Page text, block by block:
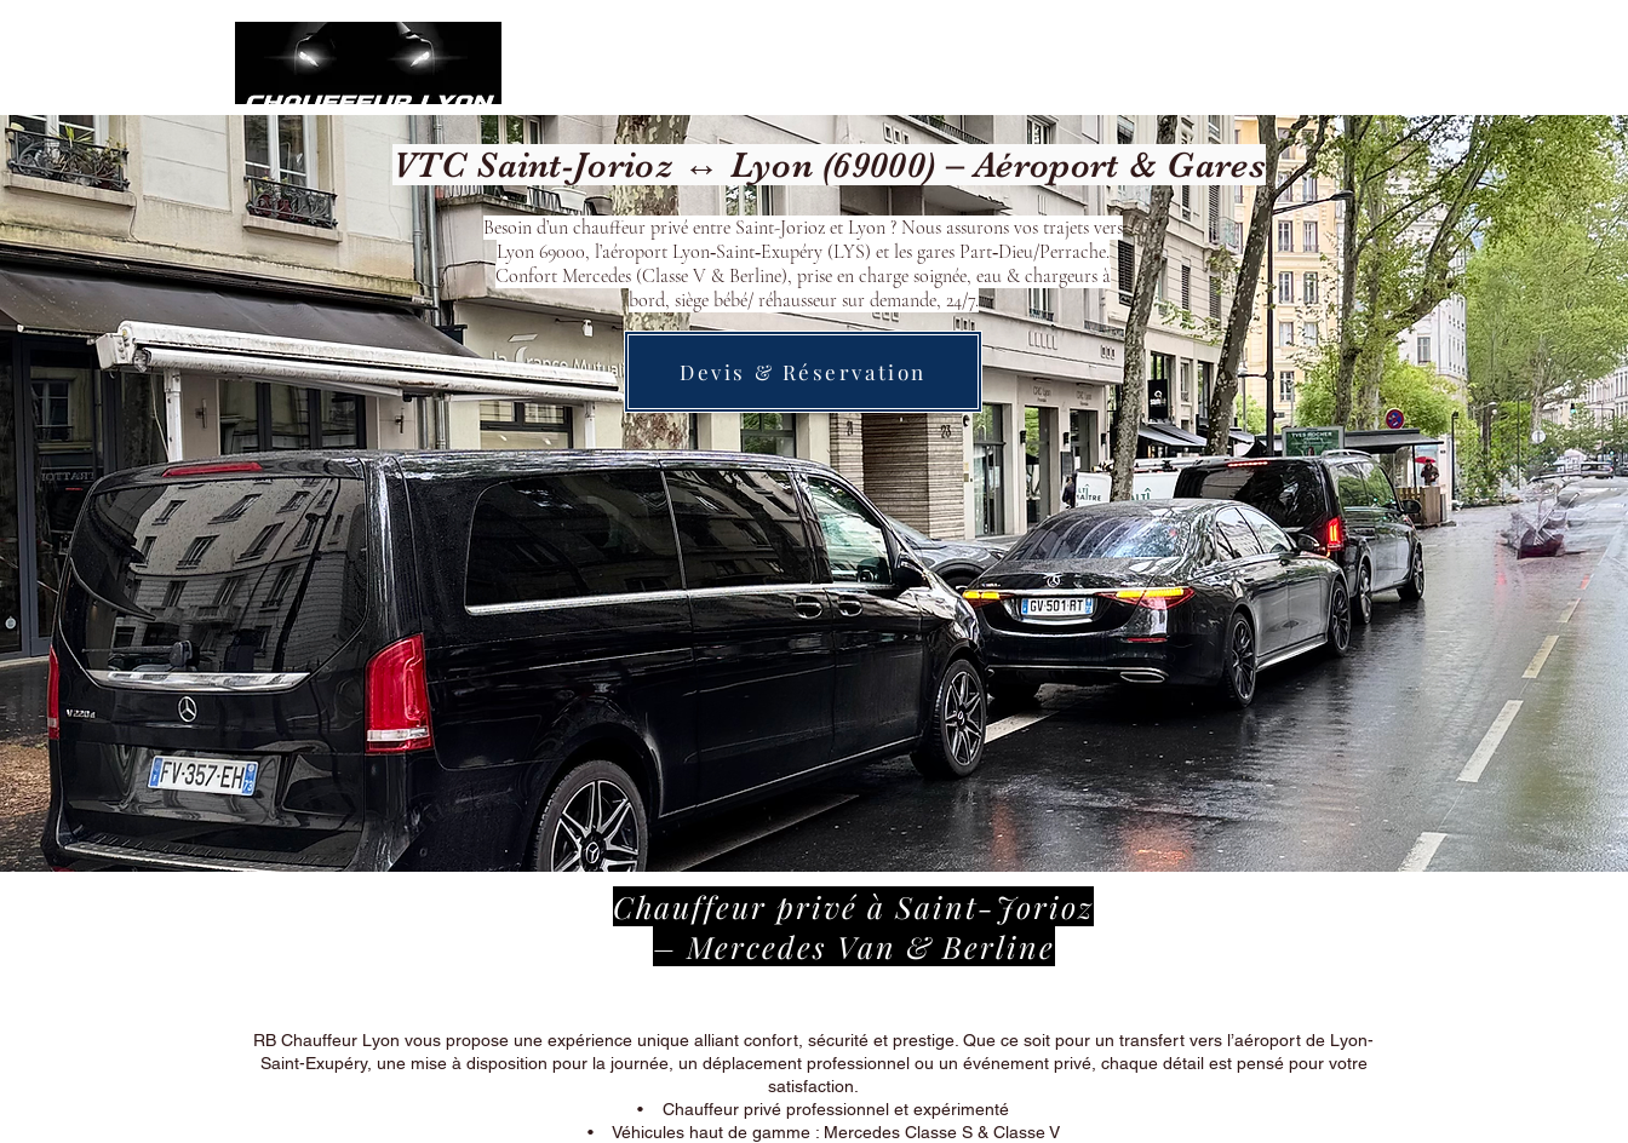
VTC Saint-Jorioz ↔ Lyon (69000) – Aéroport & Gares
Besoin d’un chauffeur privé entre Saint-Jorioz et Lyon ? Nous assurons vos trajets vers
Lyon 69000, l’aéroport Lyon‑Saint‑Exupéry (LYS) et les gares Part‑Dieu/Perrache.
Confort Mercedes (Classe V & Berline), prise en charge soignée, eau & chargeurs à
bord, siège bébé/ réhausseur sur demande, 24/7.
Devis & Réservation
Chauffeur privé à Saint-Jorioz
– Mercedes Van & Berline
RB Chauffeur Lyon vous propose une expérience unique alliant confort, sécurité et prestige. Que ce soit pour un transfert vers l’aéroport de Lyon-
Saint-Exupéry, une mise à disposition pour la journée, un déplacement professionnel ou un événement privé, chaque détail est pensé pour votre
satisfaction.
• Chauffeur privé professionnel et expérimenté
• Véhicules haut de gamme : Mercedes Classe S & Classe V